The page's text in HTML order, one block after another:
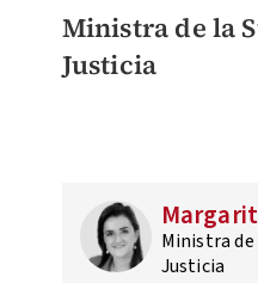
Ministra de la
Justicia
Ministra
Justicia